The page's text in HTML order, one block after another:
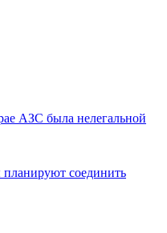
АЗС была нелегальной
соединить